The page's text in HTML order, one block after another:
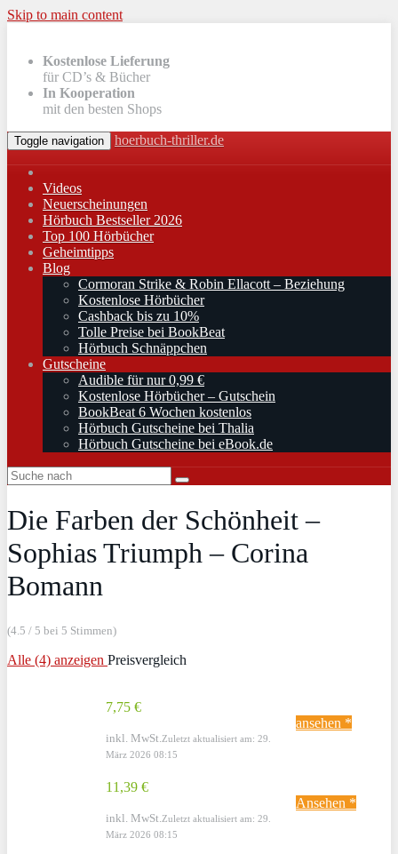
Skip to main content
Kostenlose Lieferung
für CD’s & Bücher
In Kooperation
mit den besten Shops
Toggle navigation hoerbuch-thriller.de
Videos
Neuerscheinungen
Hörbuch Bestseller 2026
Top 100 Hörbücher
Geheimtipps
Blog
Cormoran Strike & Robin Ellacott – Beziehung
Kostenlose Hörbücher
Cashback bis zu 10%
Tolle Preise bei BookBeat
Hörbuch Schnäppchen
Gutscheine
Audible für nur 0,99 €
Kostenlose Hörbücher – Gutschein
BookBeat 6 Wochen kostenlos
Hörbuch Gutscheine bei Thalia
Hörbuch Gutscheine bei eBook.de
Die Farben der Schönheit –
Sophias Triumph – Corina
Bomann
(4.5 / 5 bei 5 Stimmen)
Alle (4) anzeigen Preisvergleich
7,75 €
inkl. MwSt. Zuletzt aktualisiert am: 29.
März 2026 08:15
ansehen *
11,39 €
inkl. MwSt. Zuletzt aktualisiert am: 29.
März 2026 08:15
Ansehen *